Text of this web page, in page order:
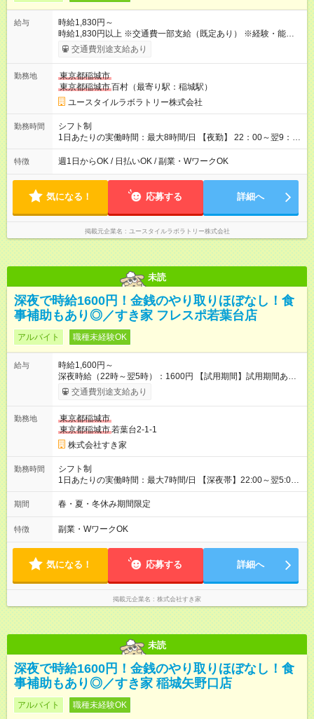
給与
時給1,830円～
時給1,830円以上 ※交通費一部支給（既定あり） ※経験・能力を
考慮して決定します 【収入例】 週1回勤務の場合：1,830円×8時
間×4回=5万8,560円 週3回勤務の場合：1,830円×8時間×12回
月 ※ 雇用形態と給与に、本採用時と異なる部分があります。 雇
用形態：本採用時と同じです。 給与：時給 1,660円以上
交通費別途支給あり
勤務地
東京都稲城市
東京都稲城市百村（最寄り駅：稲城駅）
ユースタイルラボラトリー株式会社
勤務時間
シフト制
1日あたりの実働時間：最大8時間/日 【夜勤】 22：00～翌9：
00 ※週1日～OK ／ 夜勤専従 ＊＊ 勤務時間例 ＊＊ ■22時か
ら翌7時 ■23時から翌8時 ■24時から翌9時 など ※上記の時間
ます。 ※曜日固定（毎週同じ曜日での勤務となります）
特徴 週1日からOK / 日払いOK / 副業・WワークOK
気になる！ 応募する 詳細へ
掲載元企業名 ユースタイルラボラトリー株式会社
未読
深夜で時給1600円！金銭のやり取りほぼなし！食
事補助もあり◎／すき家 フレスポ若葉台店
アルバイト 職種未経験OK
給与
時給1,600円～
深夜時給（22時～翌5時）：1600円 【試用期間】試用期間あり
試用期間の長さ：1ヶ月 雇用形態、給与は本採用時と同じです。
試用期間の実態は30日（※条件変更なし）ですが、切り上げで
同時給）
交通費別途支給あり
勤務地
東京都稲城市
東京都稲城市若葉台2-1-1
株式会社すき家
勤務時間
シフト制
1日あたりの実働時間：最大7時間/日 【深夜帯】22:00～翌5:00
週2日～・1日2h～OK◎ ※22:00から翌5:00までは18歳以上の方
のみ勤務可能です（18歳未満の深夜業務禁止のため） ★深夜で
す。 必ず、2名以上での勤務を行いますので、安心して働けま
す。
期間 春・夏・冬休み期間限定
特徴 副業・WワークOK
気になる！ 応募する 詳細へ
掲載元企業名 株式会社すき家
未読
深夜で時給1600円！金銭のやり取りほぼなし！食
事補助もあり◎／すき家 稲城矢野口店
アルバイト 職種未経験OK